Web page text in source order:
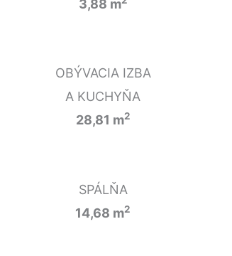
3,88 m
OBÝVACIA IZBA
A KUCHYŇA
28,81 m2
SPÁLŇA
14,68 m2